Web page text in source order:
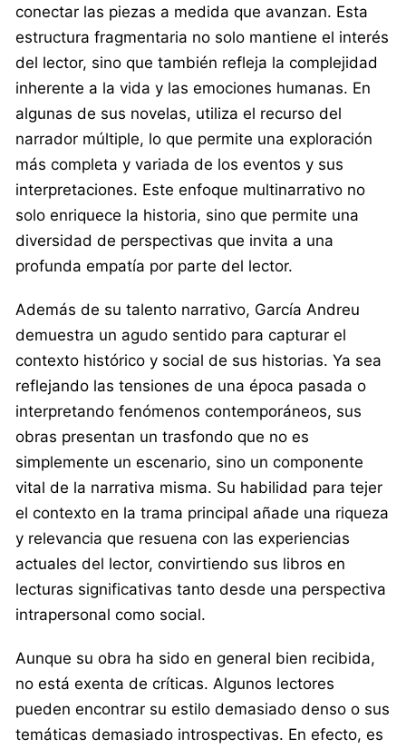
conectar las piezas a medida que avanzan. Esta
estructura fragmentaria no solo mantiene el interés
del lector, sino que también refleja la complejidad
inherente a la vida y las emociones humanas. En
algunas de sus novelas, utiliza el recurso del
narrador múltiple, lo que permite una exploración
más completa y variada de los eventos y sus
interpretaciones. Este enfoque multinarrativo no
solo enriquece la historia, sino que permite una
diversidad de perspectivas que invita a una
profunda empatía por parte del lector.
Además de su talento narrativo, García Andreu
demuestra un agudo sentido para capturar el
contexto histórico y social de sus historias. Ya sea
reflejando las tensiones de una época pasada o
interpretando fenómenos contemporáneos, sus
obras presentan un trasfondo que no es
simplemente un escenario, sino un componente
vital de la narrativa misma. Su habilidad para tejer
el contexto en la trama principal añade una riqueza
y relevancia que resuena con las experiencias
actuales del lector, convirtiendo sus libros en
lecturas significativas tanto desde una perspectiva
intrapersonal como social.
Aunque su obra ha sido en general bien recibida,
no está exenta de críticas. Algunos lectores
pueden encontrar su estilo demasiado denso o sus
temáticas demasiado introspectivas. En efecto, es